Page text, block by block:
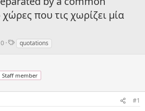
που τις χωρίζει μία
Tquotations
Staff member
#1